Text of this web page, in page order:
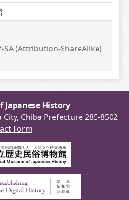
SA (Attribution-ShareAlike)
History
City, Chiba Prefecture 285-8502
Form